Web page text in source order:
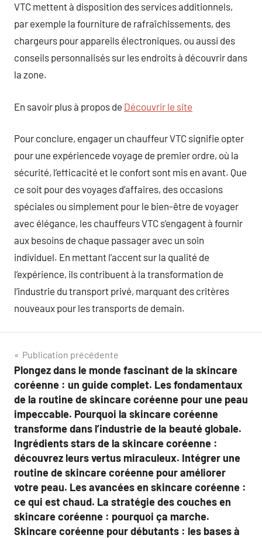
VTC mettent à disposition des services additionnels,
par exemple la fourniture de rafraîchissements, des
chargeurs pour appareils électroniques, ou aussi des
conseils personnalisés sur les endroits à découvrir dans
la zone.
En savoir plus à propos de Découvrir le site
Pour conclure, engager un chauffeur VTC signifie opter
pour une expériencede voyage de premier ordre, où la
sécurité, l’efficacité et le confort sont mis en avant. Que
ce soit pour des voyages d’affaires, des occasions
spéciales ou simplement pour le bien-être de voyager
avec élégance, les chauffeurs VTC s’engagent à fournir
aux besoins de chaque passager avec un soin
individuel. En mettant l’accent sur la qualité de
l’expérience, ils contribuent à la transformation de
l’industrie du transport privé, marquant des critères
nouveaux pour les transports de demain.
Navigation
de
l’article
Publication précédente
Plongez dans le monde fascinant de la skincare
coréenne : un guide complet. Les fondamentaux
de la routine de skincare coréenne pour une peau
impeccable. Pourquoi la skincare coréenne
transforme dans l’industrie de la beauté globale.
Ingrédients stars de la skincare coréenne :
découvrez leurs vertus miraculeux. Intégrer une
routine de skincare coréenne pour améliorer
votre peau. Les avancées en skincare coréenne :
ce qui est chaud. La stratégie des couches en
skincare coréenne : pourquoi ça marche.
Skincare coréenne pour débutants : les bases à